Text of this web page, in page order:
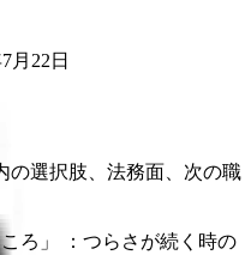
月22日
の選択肢、法務面、次の職
ろ」 ：つらさが続く時の